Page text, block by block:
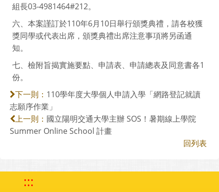
組長03-4981464#212。
六、本案謹訂於110年6月10日舉行頒獎典禮，請各校獲
獎同學或代表出席，頒獎典禮出席注意事項將另函通
知。
七、檢附旨揭實施要點、申請表、申請總表及同意書各1
份。
下一則： 110學年度大學個人申請入學「網路登記就讀
志願序作業」
上一則： 國立陽明交通大學主辦 SOS！暑期線上學院
Summer Online School 計畫
回列表
:::